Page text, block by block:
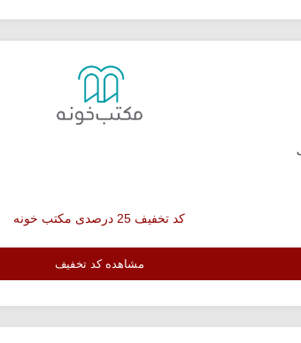
کد تخفیف 25 درصدی مکتب خونه
مشاهده کد تخفیف